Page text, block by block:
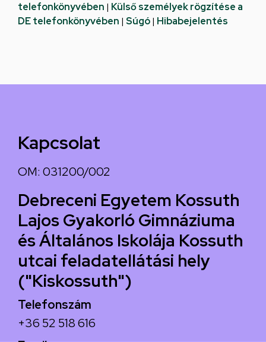
telefonkönyvében | Külső személyek rögzítése a
DE telefonkönyvében | Súgó| Hibabejelentés
Kapcsolat
OM: 031200/002
Debreceni Egyetem Kossuth
Lajos Gyakorló Gimnáziuma
és Általános Iskolája Kossuth
utcai feladatellátási hely
("Kiskossuth")
Telefonszám
+36 52 518 616